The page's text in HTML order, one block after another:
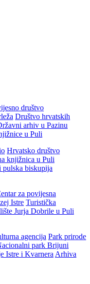
društvo
Društvo hrvatskih
arhiv u Pazinu
u Puli
Hrvatsko društvo
knjižnica u Puli
pulska biskupija
za povijesna
Istre Turistička
Jurja Dobrile u Puli
agencija Park prirode
park Brijuni
Istre i Kvarnera Arhiva